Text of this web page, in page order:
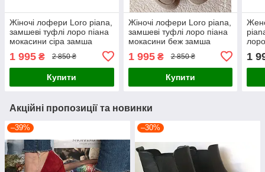
Жіночі лофери Loro piana,
замшеві туфлі лоро піана
мокасини сіра замша
наявності
1 995 ₴ 2 850 ₴
Купити
Жіночі лофери Loro piana,
замшеві туфлі лоро піана
мокасини беж замша
1 995₴ 2 850 ₴
Купити
1
Акційні пропозиції та новинки
–39% –30%